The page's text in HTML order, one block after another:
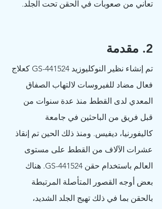
تعاني من صعوبات في الحقن تحت الجلد.
2. مقدمة
تم إنشاء نظير النوكليوزيد GS-441524 كعلاج
فعال مضاد للفيروسات لالتهاب الصفاق
المعدي لدى القطط منذ عدة سنوات من
قبل فريق من الباحثين في جامعة
كاليفورنيا، ديفيس. ومنذ ذلك الحين تم إنقاذ
عشرات الآلاف من القطط على مستوى
العالم باستخدام حقن GS-441524. هناك
بعض أوجه القصور المتأصلة المرتبطة
بالحقن بما في ذلك تهيج الجلد الشديد،